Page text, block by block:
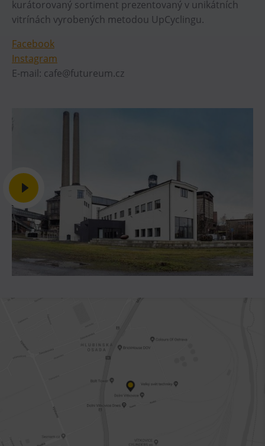
Heligonka
Národní zemědělské muzeum
FUTUREUM
Hornické muzeum
Občerstvení
Bolt Café
Kavárna Velký Svět techniky
L’Osteria
CØKAFE Dolní Vítkovice
Ubytování
Hotel VP1
kurátorovaný sortiment prezentovaný v unikátních
vitrínách vyrobených metodou UpCyclingu.
Facebook
Instagram
E-mail: cafe@futureum.cz